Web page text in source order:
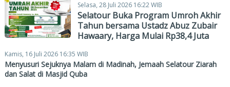
Selasa, 28 Juli 2026 16:22 WIB
Selatour Buka Program Umroh Akhir
Tahun bersama Ustadz Abuz Zubair
Hawaary, Harga Mulai Rp38,4 Juta
Kamis, 16 Juli 2026 16:35 WIB
Menyusuri Sejuknya Malam di Madinah, Jemaah Selatour Ziarah
dan Salat di Masjid Quba